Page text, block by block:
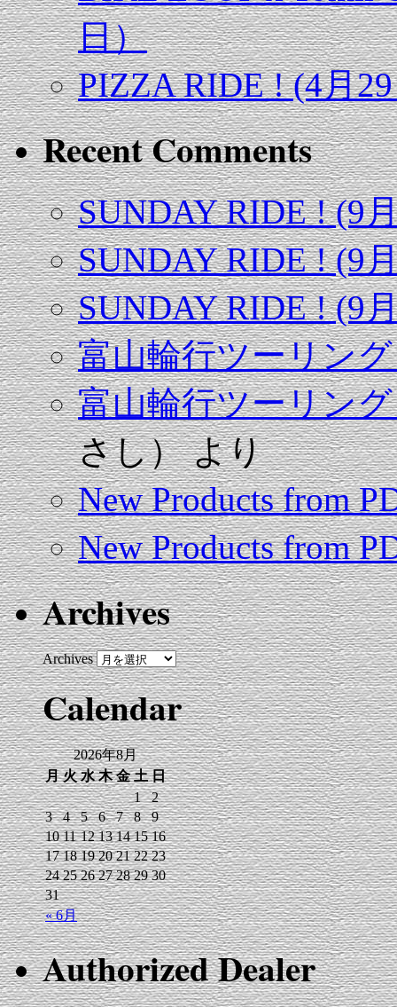
日）
PIZZA RIDE ! (4月
Recent Comments
SUNDAY RIDE ! (9
SUNDAY RIDE ! (9
SUNDAY RIDE ! (9
富山輪行ツーリン
富山輪行ツーリン
さし）より
New Products from
New Products from
Archives
Archives
Calendar
2026年8月
月 火 水 木 金 土 日
« 6月
1
2
3
4 5 6 7 8
9
10 11 12 13 14 15 16
17 18 19 20 21 22 23
24 25 26 27 28 29 30
31
Authorized Dealer